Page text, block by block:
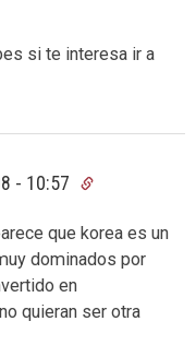
si te interesa ir a
- 10:57
que korea es un
dominados por
en
quieran ser otra